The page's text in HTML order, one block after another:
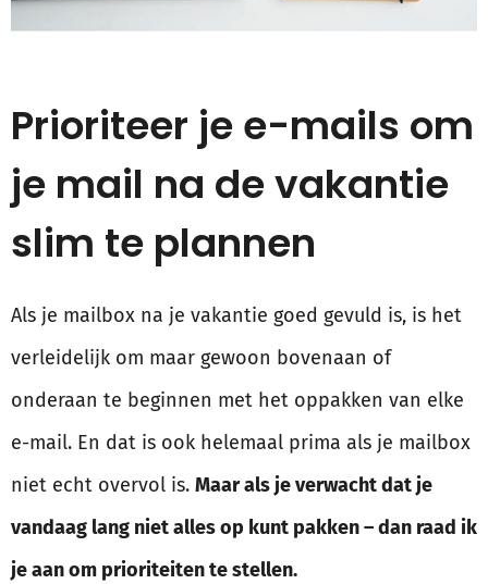
Prioriteer je e-mails om
je mail na de vakantie
slim te plannen
Als je mailbox na je vakantie goed gevuld is, is het
verleidelijk om maar gewoon bovenaan of
onderaan te beginnen met het oppakken van elke
e-mail. En dat is ook helemaal prima als je mailbox
niet echt overvol is. Maar als je verwacht dat je
vandaag lang niet alles op kunt pakken – dan raad ik
je aan om prioriteiten te stellen.